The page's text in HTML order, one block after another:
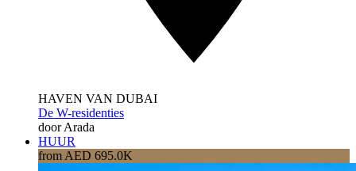
HAVEN VAN DUBAI
De W-residenties
door Arada
HUUR
from AED 695.0K